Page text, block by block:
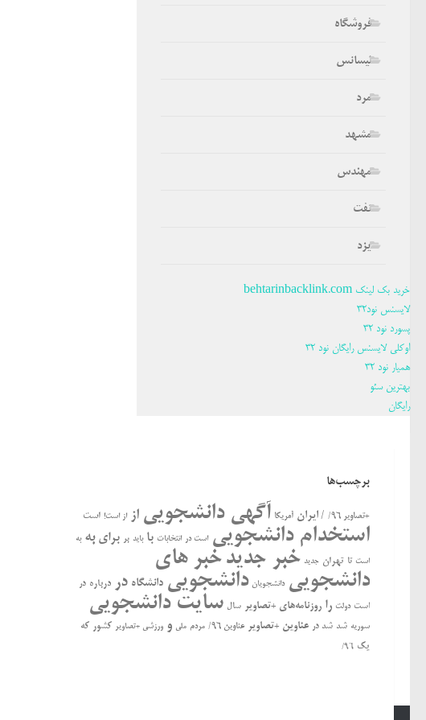
فروشگاه
لیسانس
مرد
مشهد
مهندس
نفت
یزد
خرید بک لینک behtarinbacklink.com
لایسنس نود32
پسورد نود 32
اوکلی لایسنس رایگان نود 32
همیار نود 32
بهترین سئو
رایگان
برچسب‌ها
+تصاویر ۹۶/ / ایران آمریکا آگهی دانشجویی از از است! است
استخدام دانشجویی است در انتخابات با باید بر برای به به
است تا تهران جدید خبر جدید خبر های
دانشجویی دانشجویان دانشجویی دانشگاه در درباره در
ﺍﺳﺖ دولت را روزنامه‌های +تصاویر سال سایت دانشجویی
سوریه شد شد در عناوین +تصاویر عناوین ۹۶/ مردم ملی و ورزشی +تصاویر کشور که
یک ۹۶/